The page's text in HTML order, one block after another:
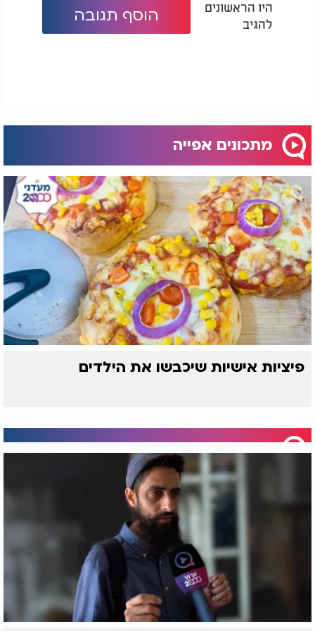
הקרוטונים.
המנה מתקבלת חמה, עשירה וקרמית, כאשר כל חתיכת
היו הראשונים
להגיב
הוסף תגובה
מתכונים אפייה
פיציות אישיות שיכבשו את הילדים